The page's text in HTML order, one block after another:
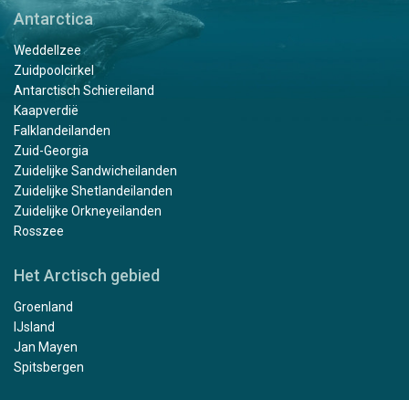
Antarctica
Weddellzee
Zuidpoolcirkel
Antarctisch Schiereiland
Kaapverdië
Falklandeilanden
Zuid-Georgia
Zuidelijke Sandwicheilanden
Zuidelijke Shetlandeilanden
Zuidelijke Orkneyeilanden
Rosszee
Het Arctisch gebied
Groenland
IJsland
Jan Mayen
Spitsbergen